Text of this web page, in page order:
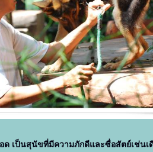
ด เป็นสุนัขที่มีความภักดีและซื่อสัตย์เช่น